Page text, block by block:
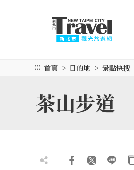
::: 首頁 目的地 景點快搜
茶山步道